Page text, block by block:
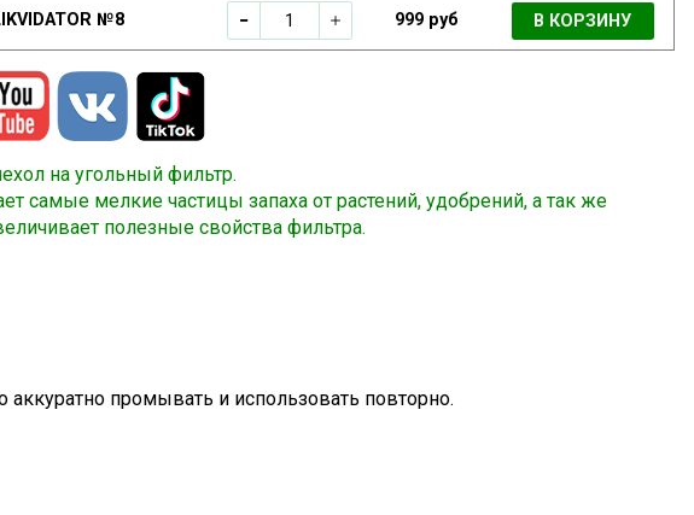
№8 999 руб В КОРЗИНУ
на угольный фильтр.
самые мелкие частицы запаха от растений, удобрений, а так же
полезные свойства фильтра.
промывать и использовать повторно.